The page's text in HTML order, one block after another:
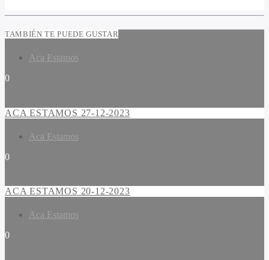
TAMBIÉN TE PUEDE GUSTAR
Aca Estamos
0
ACA ESTAMOS 27-12-2023
Aca Estamos
0
ACA ESTAMOS 20-12-2023
Aca Estamos
0